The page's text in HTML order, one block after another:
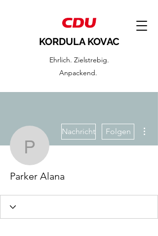
KORDULA KOVAC
Ehrlich. Zielstrebig.
Anpackend.
Parker Alana
Nachricht Folgen
Parker Alana